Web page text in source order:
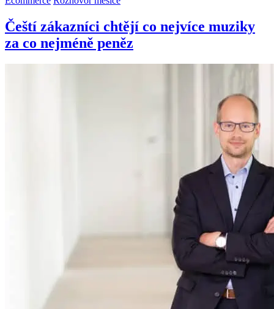
Čeští zákazníci chtějí co nejvíce muziky
za co nejméně peněz